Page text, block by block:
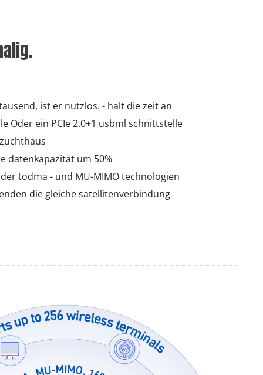
ist er nutzlos. - halt die zeit an
Oder ein PCIe 2.0+1 usbml schnittstelle
datenkapazität um 50%
todma - und MU-MIMO technologien
die gleiche satellitenverbindung